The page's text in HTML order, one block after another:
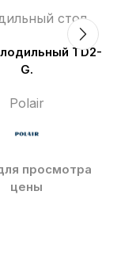
стол
TD2-
G.
Polair
просмотра
цены